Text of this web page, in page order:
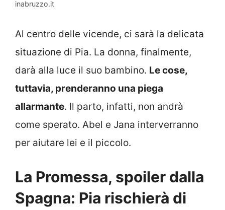
inabruzzo.it
Al centro delle vicende, ci sarà la delicata
situazione di Pia. La donna, finalmente,
darà alla luce il suo bambino. Le cose,
tuttavia, prenderanno una piega
allarmante. Il parto, infatti, non andrà
come sperato. Abel e Jana interverranno
per aiutare lei e il piccolo.
La Promessa, spoiler dalla
Spagna: Pia rischierà di